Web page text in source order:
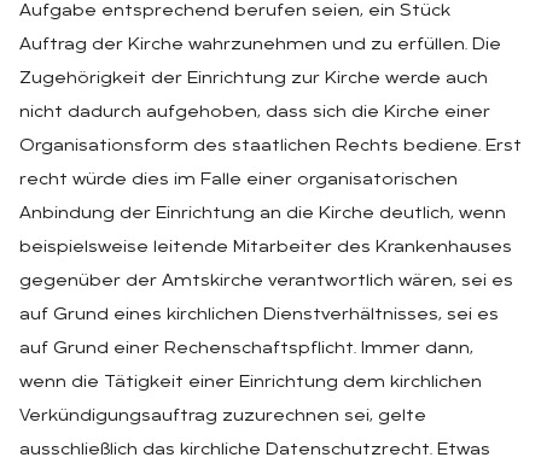
Aufgabe entsprechend berufen seien, ein Stück
Auftrag der Kirche wahrzunehmen und zu erfüllen. Die
Zugehörigkeit der Einrichtung zur Kirche werde auch
nicht dadurch aufgehoben, dass sich die Kirche einer
Organisationsform des staatlichen Rechts bediene. Erst
recht würde dies im Falle einer organisatorischen
Anbindung der Einrichtung an die Kirche deutlich, wenn
beispielsweise leitende Mitarbeiter des Krankenhauses
gegenüber der Amtskirche verantwortlich wären, sei es
auf Grund eines kirchlichen Dienstverhältnisses, sei es
auf Grund einer Rechenschaftspflicht. Immer dann,
wenn die Tätigkeit einer Einrichtung dem kirchlichen
Verkündigungsauftrag zuzurechnen sei, gelte
ausschließlich das kirchliche Datenschutzrecht. Etwas